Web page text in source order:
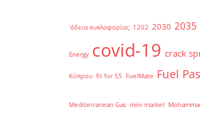
'άδεια κυκλοφορίας 1202 2030 2035
Energy covid-19 crack
Κύπρου fit for 55 FuelMate Fuel
Mediterranean Gas mini market